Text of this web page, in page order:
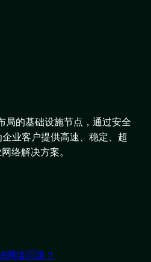
局的基础设施节点，通过安全
业客户提供高速、稳定、超
络解决方案。
网络问题？